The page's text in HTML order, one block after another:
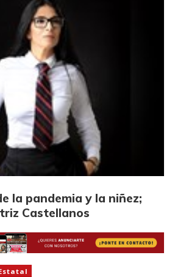
la pandemia y la niñez;
Castellanos